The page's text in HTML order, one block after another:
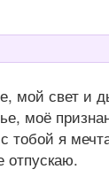
мой свет и
моё
тобой я